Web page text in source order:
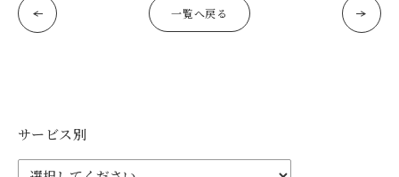
一覧へ戻る
サービス別